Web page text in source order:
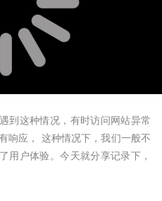
到这种情况，有时访问网站异常
响应， 这种情况下，我们一般不
用户体验。今天就分享记录下，